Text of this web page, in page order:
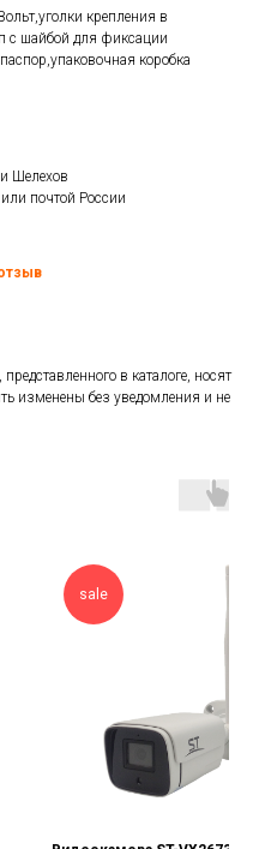
крепления в
с шайбой для фиксации
коробка
Шелехов
почтой России
в каталоге, носят
изменены без уведомления и не
sale